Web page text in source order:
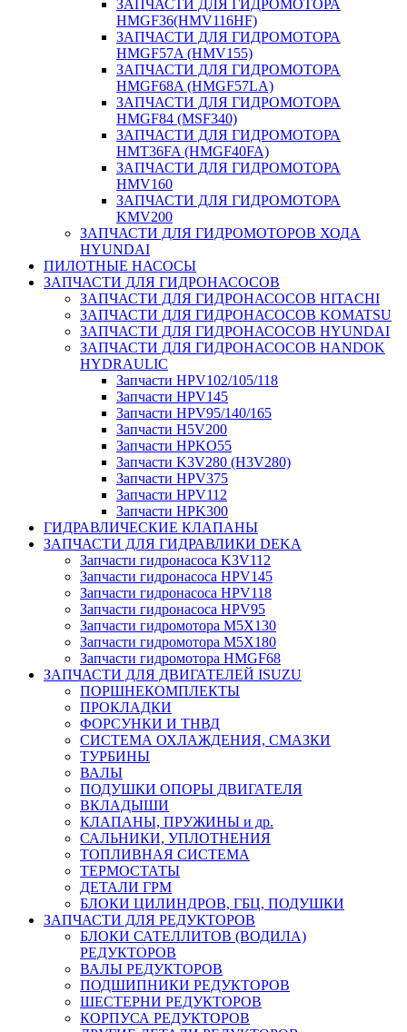
ЗАПЧАСТИ ДЛЯ ГИДРОМОТОРА
HMGF36(HMV116HF)
ЗАПЧАСТИ ДЛЯ ГИДРОМОТОРА
HMGF57A (HMV155)
ЗАПЧАСТИ ДЛЯ ГИДРОМОТОРА
HMGF68A (HMGF57LA)
ЗАПЧАСТИ ДЛЯ ГИДРОМОТОРА
HMGF84 (MSF340)
ЗАПЧАСТИ ДЛЯ ГИДРОМОТОРА
HMT36FA (HMGF40FA)
ЗАПЧАСТИ ДЛЯ ГИДРОМОТОРА
HMV160
ЗАПЧАСТИ ДЛЯ ГИДРОМОТОРА
KMV200
ЗАПЧАСТИ ДЛЯ ГИДРОМОТОРОВ ХОДА
HYUNDAI
ПИЛОТНЫЕ НАСОСЫ
ЗАПЧАСТИ ДЛЯ ГИДРОНАСОСОВ
ЗАПЧАСТИ ДЛЯ ГИДРОНАСОСОВ HITACHI
ЗАПЧАСТИ ДЛЯ ГИДРОНАСОСОВ KOMATSU
ЗАПЧАСТИ ДЛЯ ГИДРОНАСОСОВ HYUNDAI
ЗАПЧАСТИ ДЛЯ ГИДРОНАСОСОВ HANDOK
HYDRAULIC
Запчасти HPV102/105/118
Запчасти HPV145
Запчасти HPV95/140/165
Запчасти H5V200
Запчасти HPKO55
Запчасти K3V280 (H3V280)
Запчасти HPV375
Запчасти HPV112
Запчасти HPK300
ГИДРАВЛИЧЕСКИЕ КЛАПАНЫ
ЗАПЧАСТИ ДЛЯ ГИДРАВЛИКИ DEKA
Запчасти гидронасоса K3V112
Запчасти гидронасоса HPV145
Запчасти гидронасоса HPV118
Запчасти гидронасоса HPV95
Запчасти гидромотора M5X130
Запчасти гидромотора M5X180
Запчасти гидромотора HMGF68
ЗАПЧАСТИ ДЛЯ ДВИГАТЕЛЕЙ ISUZU
ПОРШНЕКОМПЛЕКТЫ
ПРОКЛАДКИ
ФОРСУНКИ И ТНВД
СИСТЕМА ОХЛАЖДЕНИЯ, СМАЗКИ
ТУРБИНЫ
ВАЛЫ
ПОДУШКИ ОПОРЫ ДВИГАТЕЛЯ
ВКЛАДЫШИ
КЛАПАНЫ, ПРУЖИНЫ и др.
САЛЬНИКИ, УПЛОТНЕНИЯ
ТОПЛИВНАЯ СИСТЕМА
ТЕРМОСТАТЫ
ДЕТАЛИ ГРМ
БЛОКИ ЦИЛИНДРОВ, ГБЦ, ПОДУШКИ
ЗАПЧАСТИ ДЛЯ РЕДУКТОРОВ
БЛОКИ САТЕЛЛИТОВ (ВОДИЛА)
РЕДУКТОРОВ
ВАЛЫ РЕДУКТОРОВ
ПОДШИПНИКИ РЕДУКТОРОВ
ШЕСТЕРНИ РЕДУКТОРОВ
КОРПУСА РЕДУКТОРОВ